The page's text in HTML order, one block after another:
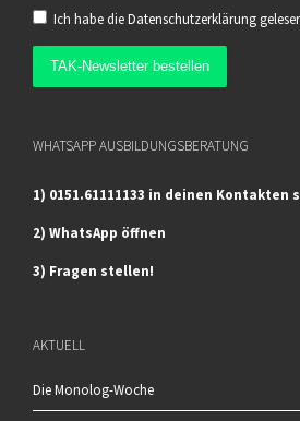
Ich habe dieDatenschutzerklärung
WHATSAPP AUSBILDUNGSBERATUNG
1) 0151.61111133 in deinen Kontakten
2) WhatsApp öffnen
3) Fragen stellen!
AKTUELL
Die Monolog-Woche